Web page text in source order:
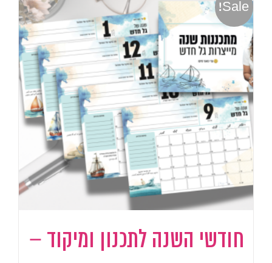
Sale!
חודשי השנה לתכנון ומיקוד –